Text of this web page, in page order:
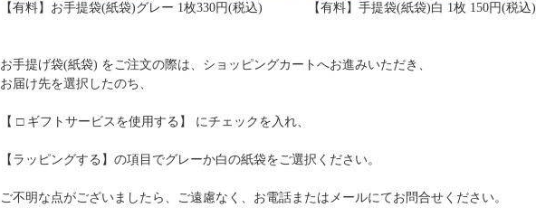
【有料】お手提袋(紙袋)グレー 1枚330円(税込) 【有料】手提袋(紙袋)白 1枚 150円(税込)
お手提げ袋(紙袋) をご注文の際は、ショッピングカートへお進みいただき、
お届け先を選択したのち、
【 □ ギフトサービスを使用する】 にチェックを入れ、
【ラッピングする】の項目でグレーか白の紙袋をご選択ください。
ご不明な点がございましたら、ご遠慮なく、お電話またはメールにてお問合せください。